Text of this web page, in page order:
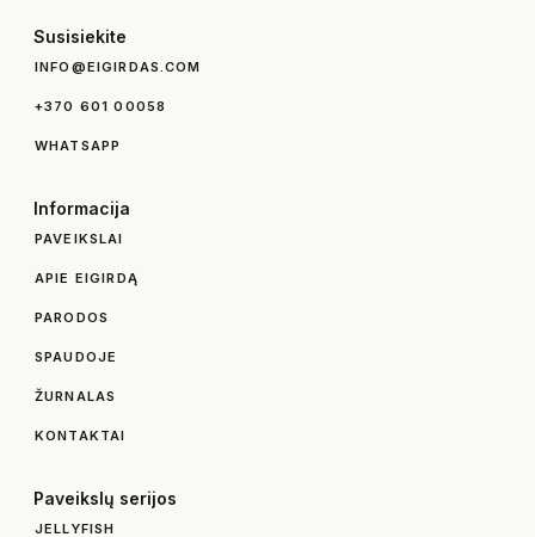
Susisiekite
INFO@EIGIRDAS.COM
+370 601 00058
WHATSAPP
Informacija
PAVEIKSLAI
APIE EIGIRDĄ
PARODOS
SPAUDOJE
ŽURNALAS
KONTAKTAI
Paveikslų serijos
JELLYFISH